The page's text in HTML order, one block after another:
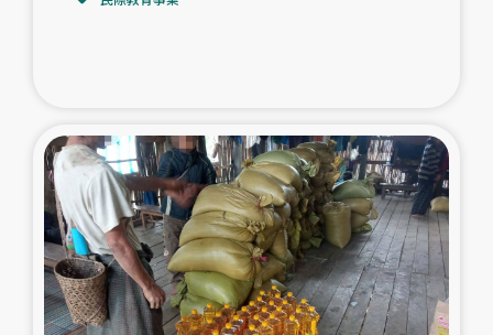
コーヒー生産者支援
アイナロ県マウベシ郡でのコーヒー畑改善事業
ベイルート大規模爆発被災者支援